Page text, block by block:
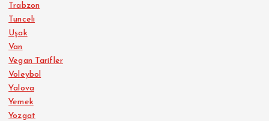
Trabzon
Tunceli
Uşak
Van
Vegan Tarifler
Voleybol
Yalova
Yemek
Yozgat